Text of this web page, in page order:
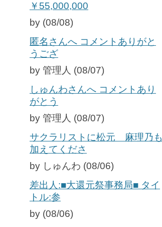
￥55,000,000
by (08/08)
匿名さんへ コメントありがと
うござ
by 管理人 (08/07)
しゅんわさんへ コメントあり
がとう
by 管理人 (08/07)
サクラリストに松元 麻理乃も
加えてくださ
by しゅんわ (08/06)
差出人:■大還元祭事務局■ タイ
トル:参
by (08/06)